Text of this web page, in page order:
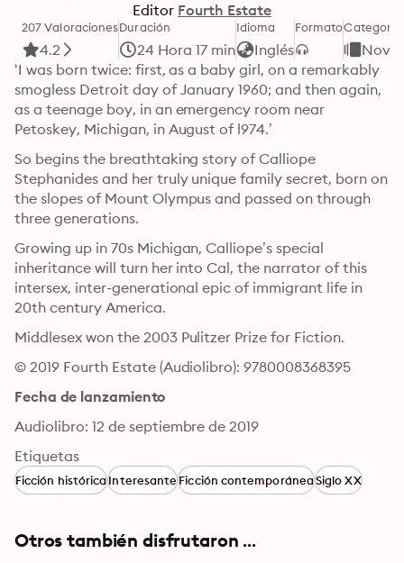
Editor Fourth Estate
207 Valoraciones
4.2
Duración
24 Hora 17 min
Idioma
Inglés
FormatoCategoría
‘I was born twice: first, as a baby girl, on a remarkably
smogless Detroit day of January 1960; and then again,
as a teenage boy, in an emergency room near
Petoskey, Michigan, in August of l974.’
So begins the breathtaking story of Calliope
Stephanides and her truly unique family secret, born on
the slopes of Mount Olympus and passed on through
three generations.
Growing up in 70s Michigan, Calliope’s special
inheritance will turn her into Cal, the narrator of this
intersex, inter-generational epic of immigrant life in
20th century America.
Middlesex won the 2003 Pulitzer Prize for Fiction.
© 2019 Fourth Estate (Audiolibro): 9780008368395
Fecha de lanzamiento
Audiolibro: 12 de septiembre de 2019
Etiquetas
Ficción históricaInteresanteFicción contemporáneaSiglo XX
Otros también disfrutaron ...